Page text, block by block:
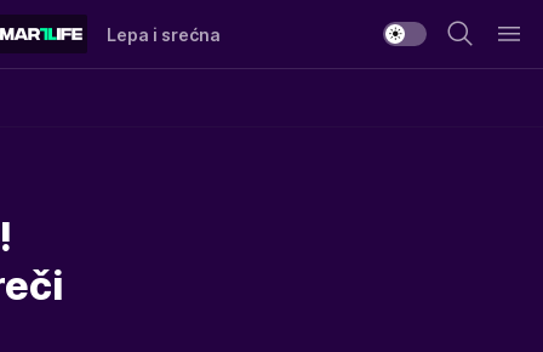
Lepa i srećna